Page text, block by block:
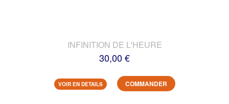
INFINITION DE L'HEURE
30,00 €
VOIR EN DETAILS COMMANDER